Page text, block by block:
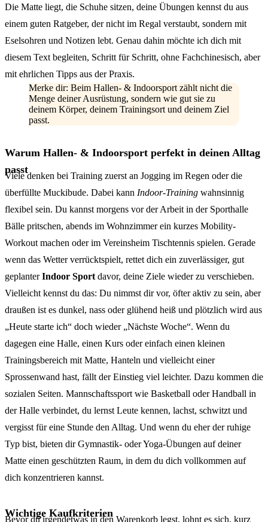
Die Matte liegt, die Schuhe sitzen, deine Übungen kennst du aus
einem guten Ratgeber, der nicht im Regal verstaubt, sondern mit
Eselsohren und Notizen lebt. Genau dahin möchte ich dich mit
diesem Text begleiten, Schritt für Schritt, ohne Fachchinesisch, aber
mit ehrlichen Tipps aus der Praxis.
Merke dir: Beim Hallen- & Indoorsport zählt nicht die
Menge deiner Ausrüstung, sondern wie gut sie zu
deinem Körper, deinem Trainingsort und deinem Ziel
passt.
Warum Hallen- & Indoorsport perfekt in deinen Alltag
passt
Viele denken bei Training zuerst an Jogging im Regen oder die
überfüllte Muckibude. Dabei kann Indoor-Training wahnsinnig
flexibel sein. Du kannst morgens vor der Arbeit in der Sporthalle
Bälle pritschen, abends im Wohnzimmer ein kurzes Mobility-
Workout machen oder im Vereinsheim Tischtennis spielen. Gerade
wenn das Wetter verrücktspielt, rettet dich ein zuverlässiger, gut
geplanterIndoor Sport davor, deine Ziele wieder zu verschieben.
Vielleicht kennst du das: Du nimmst dir vor, öfter aktiv zu sein, aber
draußen ist es dunkel, nass oder glühend heiß und plötzlich wird aus
„Heute starte ich“ doch wieder „Nächste Woche“. Wenn du
dagegen eine Halle, einen Kurs oder einfach einen kleinen
Trainingsbereich mit Matte, Hanteln und vielleicht einer
Sprossenwand hast, fällt der Einstieg viel leichter. Dazu kommen die
sozialen Seiten. Mannschaftssport wie Basketball oder Handball in
der Halle verbindet, du lernst Leute kennen, lachst, schwitzt und
vergisst für eine Stunde den Alltag. Und wenn du eher der ruhige
Typ bist, bieten dir Gymnastik- oder Yoga-Übungen auf deiner
Matte einen geschützten Raum, in dem du dich vollkommen auf
dich konzentrieren kannst.
Wichtige Kaufkriterien
Bevor du irgendetwas in den Warenkorb legst, lohnt es sich, kurz